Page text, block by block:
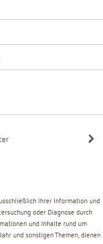
Ihrer Information und
oder Diagnose durch
und Inhalte rund um
und sonstigen Themen, dienen